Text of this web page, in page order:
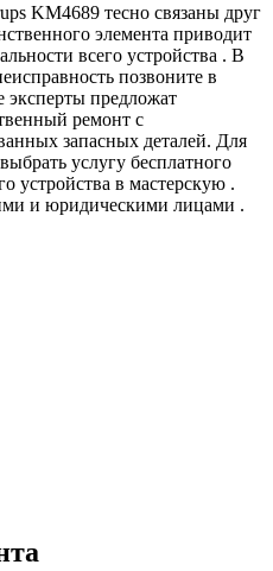
KM4689 тесно связаны друг
элемента приводит
всего устройства . В
позвоните в
эксперты предложат
ремонт с
запасных деталей. Для
услугу бесплатного
устройства в мастерскую .
и юридическими лицами .